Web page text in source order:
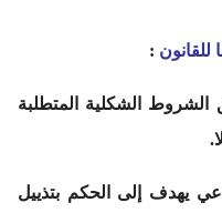
للقانون :
الشكلية المتطلبة
يهدف إلى الحكم بتذييل